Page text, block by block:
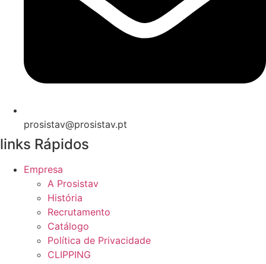
prosistav@prosistav.pt
links Rápidos
Empresa
A Prosistav
História
Recrutamento
Catálogo
Política de Privacidade
CLIPPING